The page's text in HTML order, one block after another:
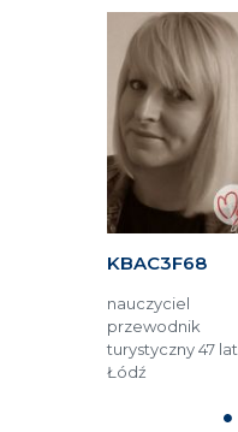
KBAC3F68
nauczyciel
przewodnik
turystyczny 47 lat ,
Łódź
1